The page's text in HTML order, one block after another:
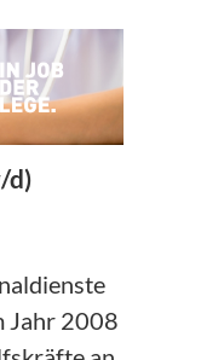
d)
Jahr 2008